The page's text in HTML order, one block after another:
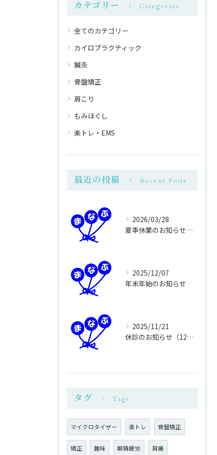
カテゴリー Categories
全てのカテゴリー
カイロプラクティック
鍼灸
骨盤矯正
肩こり
もみほぐし
楽トレ・EMS
最近の投稿 Recent Posts
2026/03/28
夏季休業のお知らせ（8月13～16日）
2025/12/07
年末年始のお知らせ
2025/11/21
休診のお知らせ（12月16日火曜日）
タグ Tags
マイクロタイザー 楽トレ 骨盤矯正
矯正 趣味 眼精疲労 肩痛